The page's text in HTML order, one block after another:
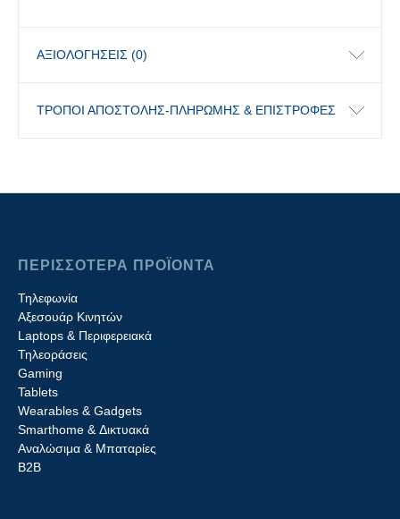
ΑΞΙΟΛΟΓΉΣΕΙΣ (0)
ΤΡΟΠΟΙ ΑΠΟΣΤΟΛΗΣ-ΠΛΗΡΩΜΗΣ & ΕΠΙΣΤΡΟΦΕΣ
ΠΕΡΙΣΣΟΤΕΡΑ ΠΡΟΪΟΝΤΑ
Τηλεφωνία
Αξεσουάρ Κινητών
Laptops & Περιφερειακά
Τηλεοράσεις
Gaming
Tablets
Wearables & Gadgets
Smarthome & Δικτυακά
Aναλώσιμα & Μπαταρίες
Β2B